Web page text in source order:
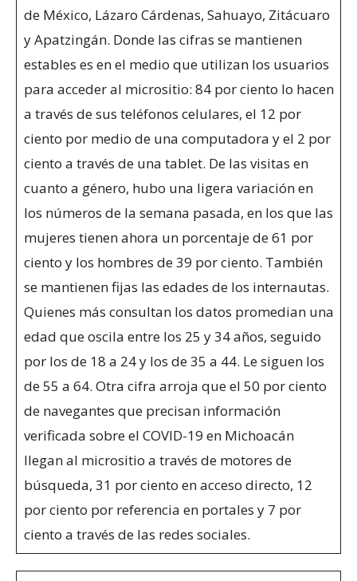
de México, Lázaro Cárdenas, Sahuayo, Zitácuaro
y Apatzingán. Donde las cifras se mantienen
estables es en el medio que utilizan los usuarios
para acceder al micrositio: 84 por ciento lo hacen
a través de sus teléfonos celulares, el 12 por
ciento por medio de una computadora y el 2 por
ciento a través de una tablet. De las visitas en
cuanto a género, hubo una ligera variación en
los números de la semana pasada, en los que las
mujeres tienen ahora un porcentaje de 61 por
ciento y los hombres de 39 por ciento. También
se mantienen fijas las edades de los internautas.
Quienes más consultan los datos promedian una
edad que oscila entre los 25 y 34 años, seguido
por los de 18 a 24 y los de 35 a 44. Le siguen los
de 55 a 64. Otra cifra arroja que el 50 por ciento
de navegantes que precisan información
verificada sobre el COVID-19 en Michoacán
llegan al micrositio a través de motores de
búsqueda, 31 por ciento en acceso directo, 12
por ciento por referencia en portales y 7 por
ciento a través de las redes sociales.